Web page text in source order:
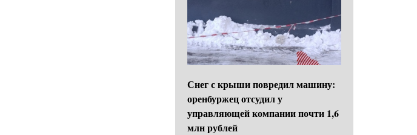
Снег с крыши повредил машину:
оренбуржец отсудил у
управляющей компании почти 1,6
млн рублей